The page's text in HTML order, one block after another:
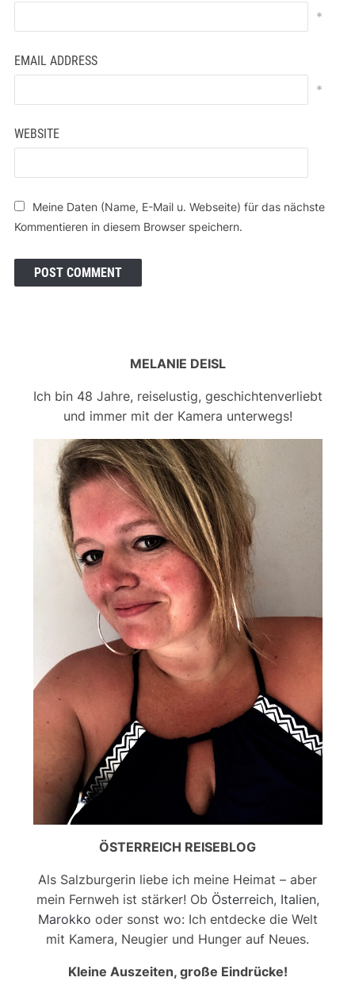
*
EMAIL ADDRESS
*
WEBSITE
Meine Daten (Name, E-Mail u. Webseite) für das nächste
Kommentieren in diesem Browser speichern.
MELANIE DEISL
Ich bin 48 Jahre, reiselustig, geschichtenverliebt
und immer mit der Kamera unterwegs!
ÖSTERREICH REISEBLOG
Als Salzburgerin liebe ich meine Heimat – aber
mein Fernweh ist stärker! Ob Österreich, Italien,
Marokko oder sonst wo: Ich entdecke die Welt
mit Kamera, Neugier und Hunger auf Neues.
Kleine Auszeiten, große Eindrücke!